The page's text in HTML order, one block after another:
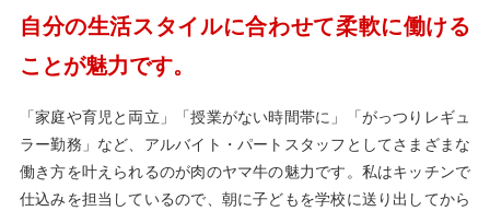
自分の生活スタイルに合わせて柔軟に働ける
ことが魅力です。
「家庭や育児と両立」「授業がない時間帯に」「がっつりレギュ
ラー勤務」など、アルバイト・パートスタッフとしてさまざまな
働き方を叶えられるのが肉のヤマ牛の魅力です。私はキッチンで
仕込みを担当しているので、朝に子どもを学校に送り出してから